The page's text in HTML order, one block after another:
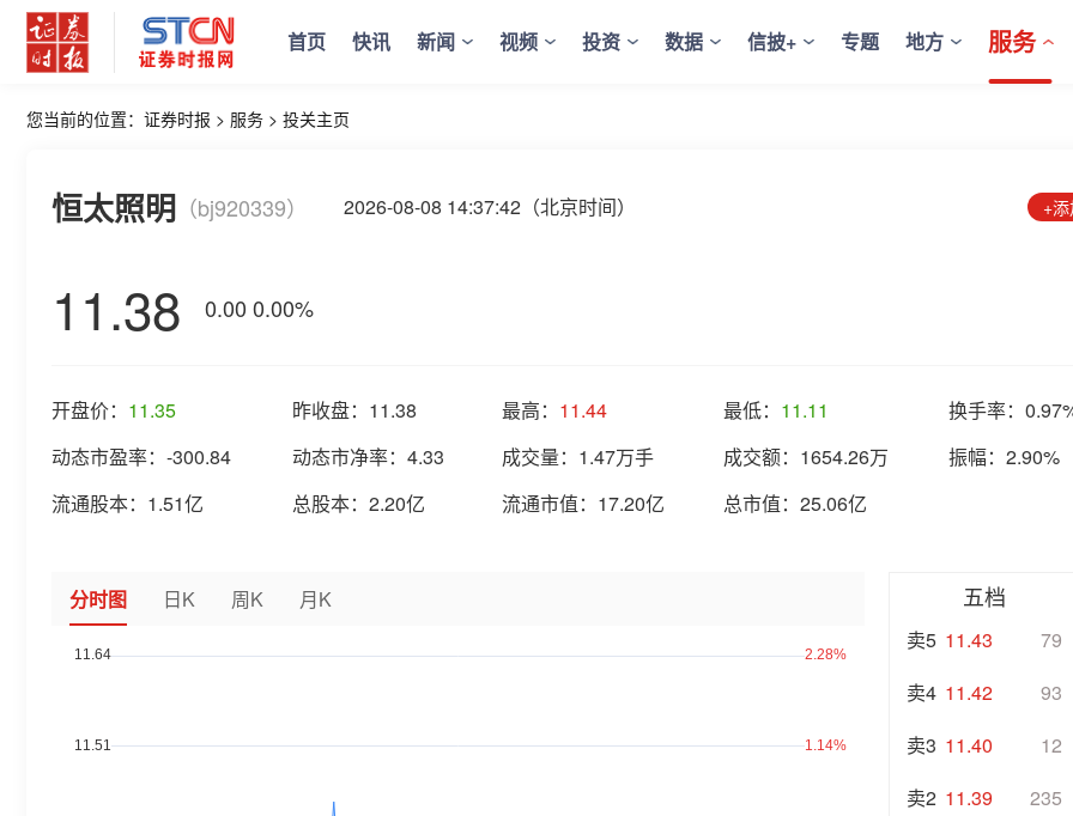
首页 快讯 新闻 视频 投资 数据 信披+ 专题 地方 服务
您当前的位置： 证券时报 > 服务 > 投关主页
恒太照明 （bj920339） 2026-08-08 14:37:42（北京时间） +
11.38 0.00 0.00%
开盘价： 11.35 昨收盘： 11.38 最高： 11.44 最低： 11.11 换手率：
动态市盈率： -300.84 动态市净率： 4.33 成交量： 1.47万手 成交额： 1654.26万 振幅： 2.90%
流通股本： 1.51亿 总股本： 2.20亿 流通市值： 17.20亿 总市值： 25.06亿
分时图 日K 周K 月K 五档
卖5 11.43
79
卖4 11.42
93
卖3 11.40
12
卖2 11.39
235